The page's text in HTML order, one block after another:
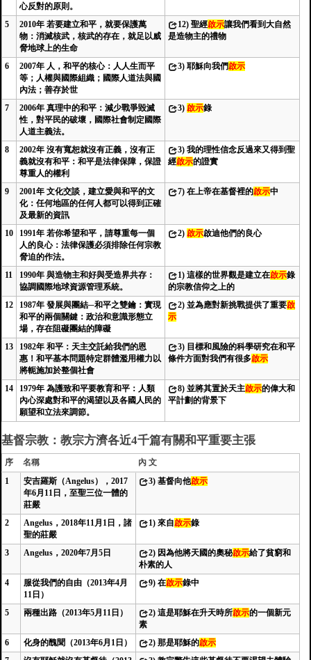
心反對的原則。
5
2010年 若要建立和平，就要保護萬
物：消滅核武，核武的存在，就足以威
脅地球上的生命
12) 聖經啟示讓我們看到大自然
是造物主的禮物
6
2007年 人，和平的核心：人人生而平
等；人權與國際組織；國際人道法與國
內法；善存於世
3) 耶穌向我們啟示
7
2006年 真理中的和平：減少戰爭毀滅
性，對平民的破壞，國際社會制定國際
人道主義法。
3) 啟示錄
8
2002年 沒有寬恕就沒有正義，沒有正
義就沒有和平：和平是法律保障，保證
尊重人的權利
3) 我的理性信念反過來又得到聖
經啟示的證實
9
2001年 文化交談，建立愛與和平的文
化：任何地區的任何人都可以得到正確
及最新的資訊
7) 在上帝在基督裡的啟示中
10
1991年 若你希望和平，請尊重每一個
人的良心：法律保護必須排除任何宗教
脅迫的作法。
2) 啟示啟迪他們的良心
11
1990年 與造物主和好與受造界共存：
協調國際地球資源管理系統。
1) 這樣的世界觀是建立在啟示錄
的宗教信仰之上的
12
1987年 發展與團結─和平之雙鑰：實現
和平的兩個關鍵：政治和意識形態立
場，存在阻礙團結的障礙
2) 並為應對新挑戰提供了重要啟
示
13
1982年 和平：天主交託給我們的恩
惠！和平基本問題特定群體濫用權力以
將軛施加於整個社會
3) 目標和風險的科學研究在和平
條件方面對我們有很多啟示
14
1979年 為護致和平要教育和平：人類
內心深處對和平的渴望以及各國人民的
願望和立法來調節。
8) 並將其置於天主啟示的偉大和
平計劃的背景下
基督宗教：教宗方濟各近4千篇有關和平重要主張
序 名稱
內 文
1
安吉羅斯（Angelus），2017
年6月11日，至聖三位一體的
莊嚴
3) 基督向他啟示
2
Angelus，2018年11月1日，諸
聖的莊嚴
1) 來自啟示錄
3 Angelus，2020年7月5日 2) 因為他將天國的奧秘啟示給了貧窮和
朴素的人
4
服從我們的自由（2013年4月
11日）
9) 在啟示錄中
5 兩種出路（2013年5月11日） 2) 這是耶穌在升天時所啟示的一個新元
素
6
化身的醜聞（2013年6月1日） 2) 那是耶穌的啟示